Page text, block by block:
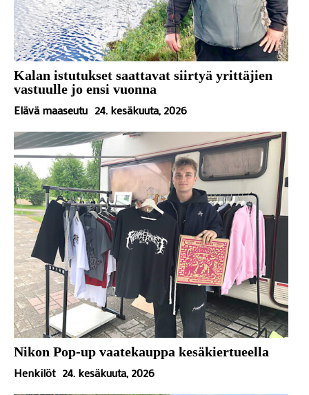
Kalan istutukset saattavat siirtyä yrittäjien
vastuulle jo ensi vuonna
Elävä maaseutu 24. kesäkuuta, 2026
Nikon Pop-up vaatekauppa kesäkiertueella
Henkilöt 24. kesäkuuta, 2026